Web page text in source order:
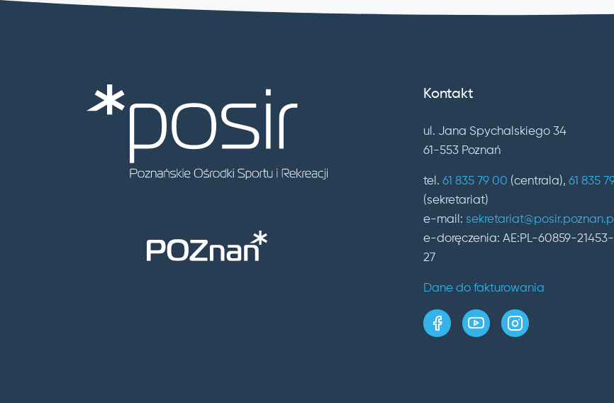
Kontakt
ul. Jana Spychalskiego 34
61-553 Poznań
tel. 61 835 79 00 (centrala), 61 835
(sekretariat)
e-mail: sekretariat@posir.poznan.pl
e-doręczenia: AE:PL-60859-
27
Dane do fakturowania
strona w serwisie
kanał w serwisie
profil w